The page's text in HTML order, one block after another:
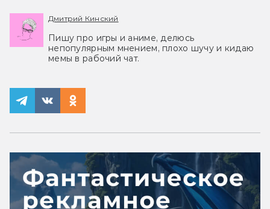
Дмитрий Кинский
Пишу про игры и аниме, делюсь
непопулярным мнением, плохо шучу и кидаю
мемы в рабочий чат.